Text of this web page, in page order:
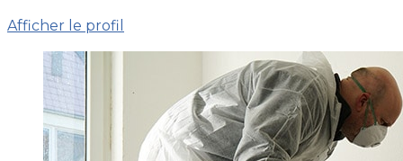
Afficher le profil